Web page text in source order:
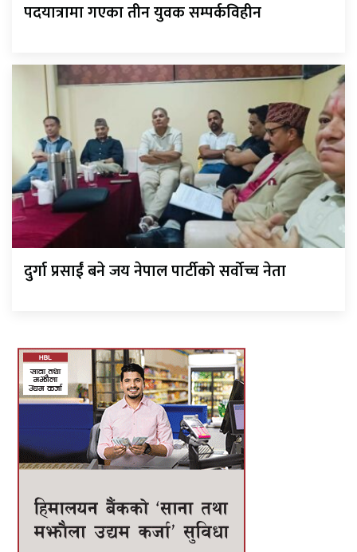
पदयात्रामा गएका तीन युवक सम्पर्कविहीन
दुर्गा प्रसाईं बने जय नेपाल पार्टीको सर्वोच्च नेता